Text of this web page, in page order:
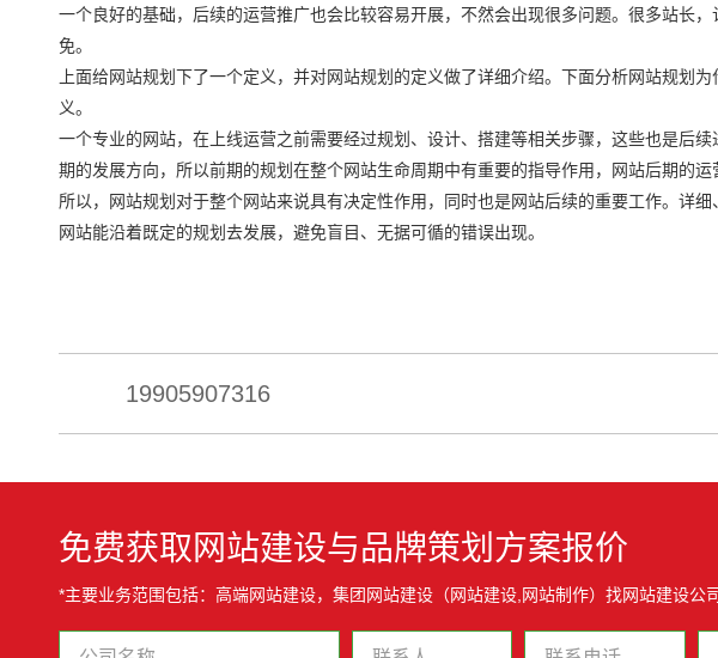
一个良好的基础，后续的运营推广也会比较容易开展，不然会出现很多问题。很多站长
免。
上面给网站规划下了一个定义，并对网站规划的定义做了详细介绍。下面分析网站规划
义。
一个专业的网站，在上线运营之前需要经过规划、设计、搭建等相关步骤，这些也是后
期的发展方向，所以前期的规划在整个网站生命周期中有重要的指导作用，网站后期的
所以，网站规划对于整个网站来说具有决定性作用，同时也是网站后续的重要工作。详
网站能沿着既定的规划去发展，避免盲目、无据可循的错误出现。
19905907316
免费获取网站建设与品牌策划方案报价
*主要业务范围包括：高端网站建设，集团网站建设（网站建设,网站制作）找网站建设公